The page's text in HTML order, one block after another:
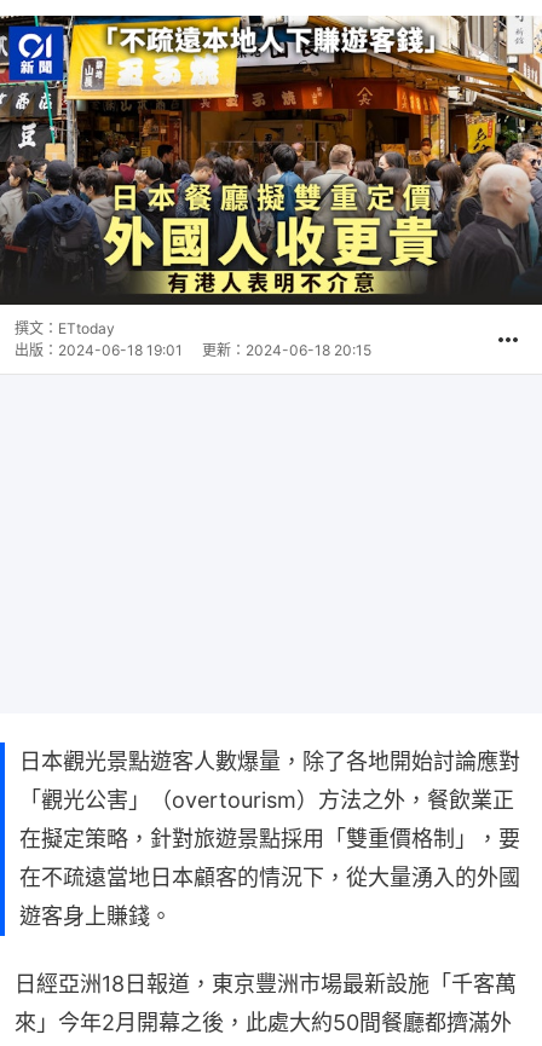
撰文： ETtoday
出版： 2024-06-18 19:01 更新： 2024-06-18 20:15
日本觀光景點遊客人數爆量，除了各地開始討論應對
「觀光公害」（overtourism）方法之外，餐飲業正
在擬定策略，針對旅遊景點採用「雙重價格制」，要
在不疏遠當地日本顧客的情況下，從大量湧入的外國
遊客身上賺錢。
日經亞洲18日報道，東京豐洲市場最新設施「千客萬
來」今年2月開幕之後，此處大約50間餐廳都擠滿外